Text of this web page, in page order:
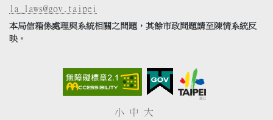
la_laws@gov.taipei
本局信箱係處理與系統相關之問題，其餘市政問題請至陳情系統反
映。
小 中 大